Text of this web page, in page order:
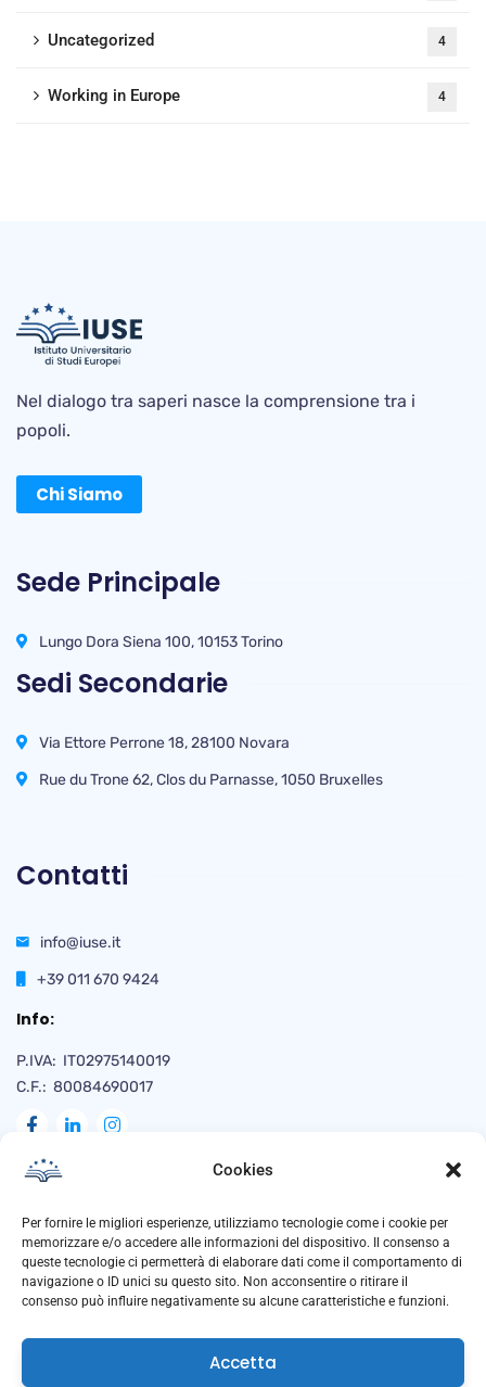
Cookies
Per fornire le migliori esperienze, utilizziamo tecnologie come i cookie per
memorizzare e/o accedere alle informazioni del dispositivo. Il consenso a
queste tecnologie ci permetterà di elaborare dati come il comportamento di
navigazione o ID unici su questo sito. Non acconsentire o ritirare il
consenso può influire negativamente su alcune caratteristiche e funzioni.
Accetta
Uncategorized 4
Working in Europe 4
Nel dialogo tra saperi nasce la comprensione tra i
popoli.
Chi Siamo
Sede Principale
Lungo Dora Siena 100, 10153 Torino
Sedi Secondarie
Via Ettore Perrone 18, 28100 Novara
Rue du Trone 62, Clos du Parnasse, 1050 Bruxelles
Contatti
info@iuse.it
+39 011 670 9424
Info:
P.IVA: IT02975140019
C.F.: 80084690017
Naviga
Privacy Policy